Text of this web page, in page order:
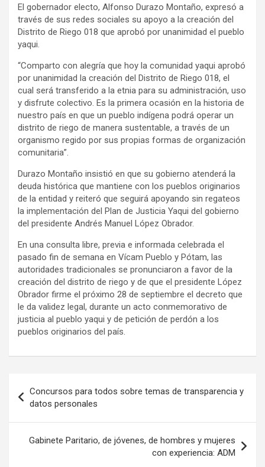
El gobernador electo, Alfonso Durazo Montaño, expresó a
través de sus redes sociales su apoyo a la creación del
Distrito de Riego 018 que aprobó por unanimidad el pueblo
yaqui.
“Comparto con alegría que hoy la comunidad yaqui aprobó
por unanimidad la creación del Distrito de Riego 018, el
cual será transferido a la etnia para su administración, uso
y disfrute colectivo. Es la primera ocasión en la historia de
nuestro país en que un pueblo indígena podrá operar un
distrito de riego de manera sustentable, a través de un
organismo regido por sus propias formas de organización
comunitaria”.
Durazo Montaño insistió en que su gobierno atenderá la
deuda histórica que mantiene con los pueblos originarios
de la entidad y reiteró que seguirá apoyando sin regateos
la implementación del Plan de Justicia Yaqui del gobierno
del presidente Andrés Manuel López Obrador.
En una consulta libre, previa e informada celebrada el
pasado fin de semana en Vícam Pueblo y Pótam, las
autoridades tradicionales se pronunciaron a favor de la
creación del distrito de riego y de que el presidente López
Obrador firme el próximo 28 de septiembre el decreto que
le da validez legal, durante un acto conmemorativo de
justicia al pueblo yaqui y de petición de perdón a los
pueblos originarios del país.
de
entradas
Concursos para todos sobre temas de transparencia y
datos personales
Gabinete Paritario, de jóvenes, de hombres y mujeres
con experiencia: ADM